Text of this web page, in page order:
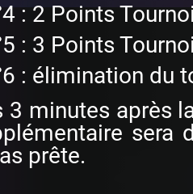
: 2 Points
: 3 Points
: élimination du
3 minutes après
sera
prête.